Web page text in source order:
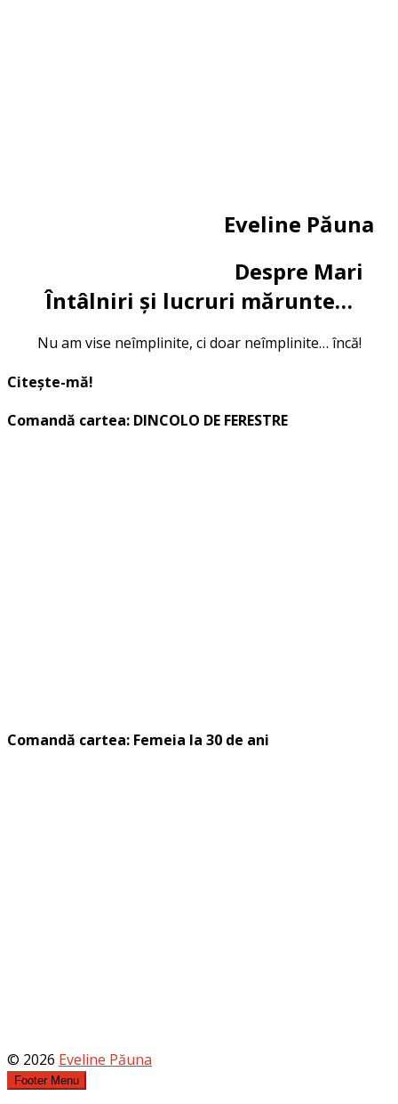
Eveline Păuna
Despre Mari
Întâlniri și lucruri mărunte…
Nu am vise neîmplinite, ci doar neîmplinite… încă!
Citește-mă!
Comandă cartea: DINCOLO DE FERESTRE
Comandă cartea: Femeia la 30 de ani
© 2026 Eveline Păuna
Footer Menu